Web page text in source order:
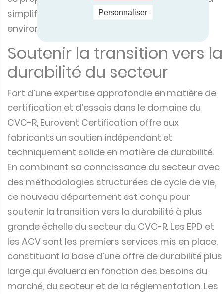
simplifier la gestion des informations
environnementales sur les produits.
Soutenir la transition vers la
durabilité du secteur
Fort d’une expertise approfondie en matière de
certification et d’essais dans le domaine du
CVC-R, Eurovent Certification offre aux
fabricants un soutien indépendant et
techniquement solide en matière de durabilité.
En combinant sa connaissance du secteur avec
des méthodologies structurées de cycle de vie,
ce nouveau département est conçu pour
soutenir la transition vers la durabilité à plus
grande échelle du secteur du CVC-R. Les EPD et
les ACV sont les premiers services mis en place,
constituant la base d’une offre de durabilité plus
large qui évoluera en fonction des besoins du
marché, du secteur et de la réglementation. Les
Personnaliser